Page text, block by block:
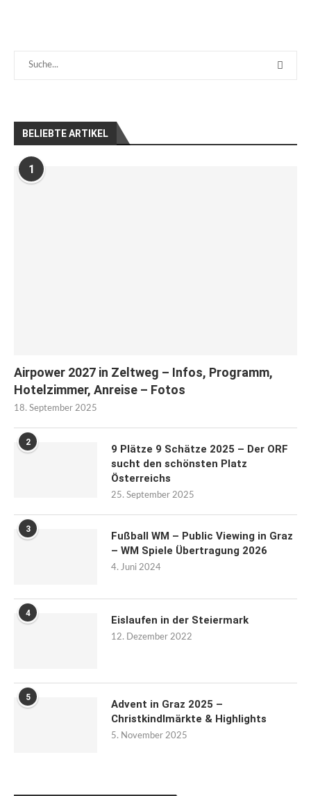
BELIEBTE ARTIKEL
1
Airpower 2027 in Zeltweg – Infos, Programm,
Hotelzimmer, Anreise – Fotos
18. September 2025
2
9 Plätze 9 Schätze 2025 – Der ORF
sucht den schönsten Platz
Österreichs
25. September 2025
3
Fußball WM – Public Viewing in Graz
– WM Spiele Übertragung 2026
4. Juni 2024
4
Eislaufen in der Steiermark
12. Dezember 2022
5
Advent in Graz 2025 –
Christkindlmärkte & Highlights
5. November 2025